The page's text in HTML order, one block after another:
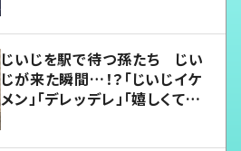
じいじを駅で待つ孫たち じい
じが来た瞬間…！？「じいじイケ
メン」「デレッデレ」「嬉しくて可